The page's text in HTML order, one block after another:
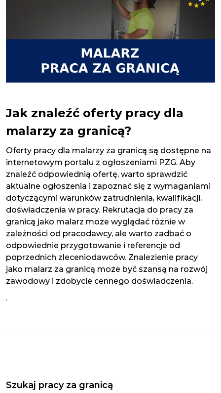
Jak znaleźć oferty pracy dla
malarzy za granicą?
Oferty pracy dla malarzy za granicą są dostępne na
internetowym portalu z ogłoszeniami PZG. Aby
znaleźć odpowiednią ofertę, warto sprawdzić
aktualne ogłoszenia i zapoznać się z wymaganiami
dotyczącymi warunków zatrudnienia, kwalifikacji,
doświadczenia w pracy. Rekrutacja do pracy za
granicą jako malarz może wyglądać różnie w
zależności od pracodawcy, ale warto zadbać o
odpowiednie przygotowanie i referencje od
poprzednich zleceniodawców. Znalezienie pracy
jako malarz za granicą może być szansą na rozwój
zawodowy i zdobycie cennego doświadczenia.
.
Szukaj pracy za granicą